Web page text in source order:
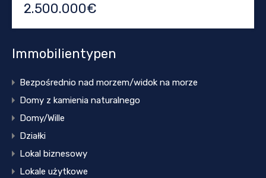
2.500.000€
Immobilientypen
Bezpośrednio nad morzem/widok na morze
Domy z kamienia naturalnego
Domy/Wille
Działki
Lokal biznesowy
Lokale użytkowe